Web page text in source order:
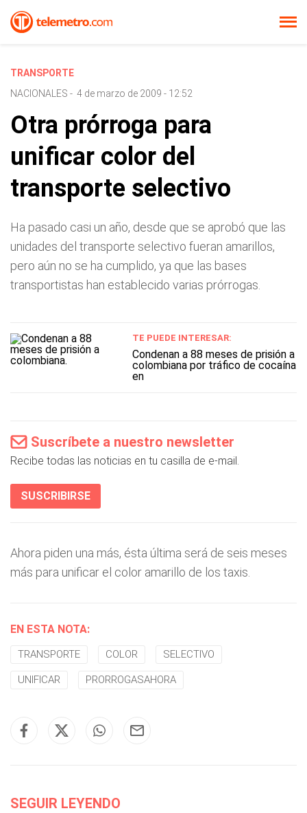
TRANSPORTE
NACIONALES - 4 de marzo de 2009 - 12:52
Otra prórroga para
unificar color del
transporte selectivo
Ha pasado casi un año, desde que se aprobó que las
unidades del transporte selectivo fueran amarillos,
pero aún no se ha cumplido, ya que las bases
transportistas han establecido varias prórrogas.
TE PUEDE INTERESAR:
Condenan a 88 meses de prisión a
colombiana por tráfico de cocaína
en
Suscríbete a nuestro newsletter
Recibe todas las noticias en tu casilla de e-mail.
SUSCRIBIRSE
Ahora piden una más, ésta última será de seis meses
más para unificar el color amarillo de los taxis.
EN ESTA NOTA:
TRANSPORTE COLOR SELECTIVO
UNIFICAR PRORROGASAHORA
SEGUIR LEYENDO